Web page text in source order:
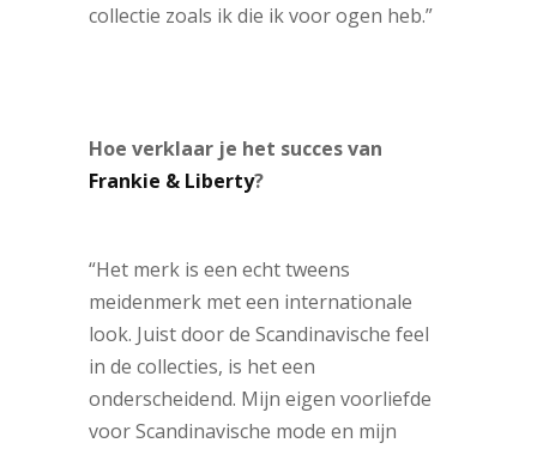
collectie zoals ik die ik voor ogen heb.”
Hoe verklaar je het succes van
Frankie & Liberty?
“Het merk is een echt tweens
meidenmerk met een internationale
look. Juist door de Scandinavische feel
in de collecties, is het een
onderscheidend. Mijn eigen voorliefde
voor Scandinavische mode en mijn